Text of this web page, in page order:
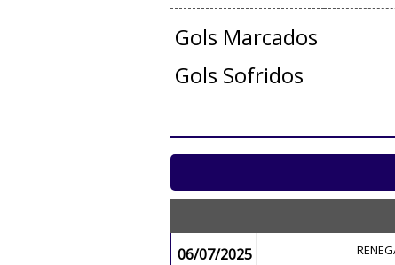
Gols Marcados
Gols Sofridos
06/07/2025